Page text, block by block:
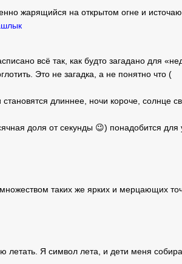
жарящийся на открытом огне и
всё так, как будто загадано для
Это не загадка, а не понятно что (
длиннее, ночи короче, солнце
доля от секунды 😉) понадобится для
таких же ярких и мерцающих
Я символ лета, и дети меня